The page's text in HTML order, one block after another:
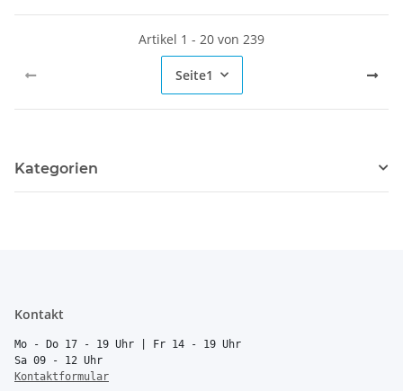
Artikel 1 - 20 von 239
Seite1
Kategorien
Kontakt
Mo - Do 17 - 19 Uhr | Fr 14 - 19 Uhr
Sa 09 - 12 Uhr
Kontaktformular